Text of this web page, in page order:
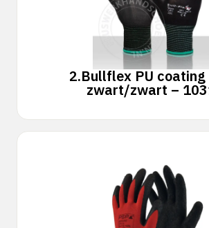
2.Bullflex PU
zwart/zwart –